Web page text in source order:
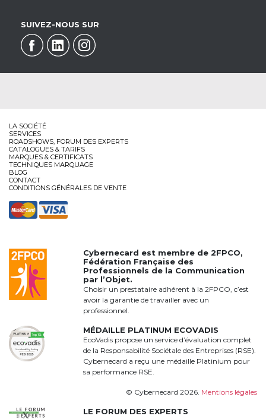
SUIVEZ-NOUS SUR
LA SOCIÉTÉ
SERVICES
ROADSHOWS, FORUM DES EXPERTS
CATALOGUES & TARIFS
MARQUES & CERTIFICATS
TECHNIQUES MARQUAGE
BLOG
CONTACT
CONDITIONS GÉNÉRALES DE VENTE
Cybernecard est membre de2FPCO,
Fédération Française des
Professionnels de la Communication
par l’Objet.
Choisir un prestataire adhérent à la 2FPCO, c’est
avoir la garantie de travailler avec un
professionnel.
MÉDAILLE PLATINUM ECOVADIS
EcoVadis propose un service d’évaluation complet
de la Responsabilité Sociétale des Entreprises (RSE).
Cybernecard a reçu une médaille Platinium pour
sa performance RSE.
© Cybernecard 2026. Mentions légales
LE FORUM DES EXPERTS